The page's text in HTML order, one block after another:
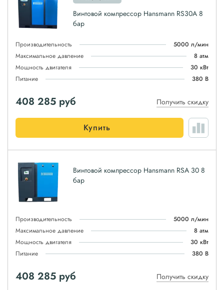
Винтовой компрессор Hansmann RS30A 8
бар
Производительность
5000 л/мин
Максимальное давление
8 атм
Мощность двигателя
30 кВт
Питание
380 В
408 285 руб Получить скидку
Купить
Винтовой компрессор Hansmann RSA 30 8
бар
Производительность
5000 л/мин
Максимальное давление
8 атм
Мощность двигателя
30 кВт
Питание
380 В
408 285 руб Получить скидку